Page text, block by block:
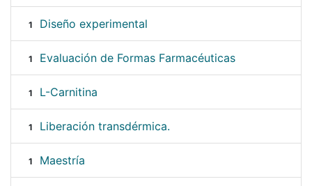
1 Diseño experimental
1 Evaluación de Formas Farmacéuticas
1 L-Carnitina
1 Liberación transdérmica.
1 Maestría